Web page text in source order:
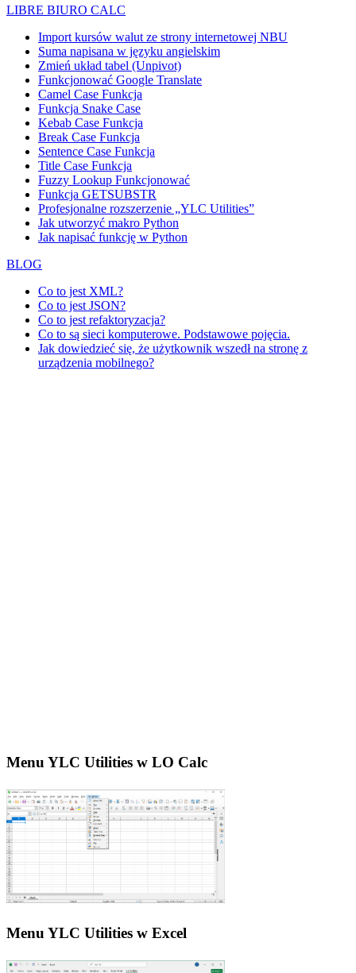
LIBRE BIURO CALC
Import kursów walut ze strony internetowej NBU
Suma napisana w języku angielskim
Zmień układ tabel (Unpivot)
Funkcjonować Google Translate
Camel Case Funkcja
Funkcja Snake Case
Kebab Case Funkcja
Break Case Funkcja
Sentence Case Funkcja
Title Case Funkcja
Fuzzy Lookup Funkcjonować
Funkcja GETSUBSTR
Profesjonalne rozszerzenie „YLC Utilities”
Jak utworzyć makro Python
Jak napisać funkcję w Python
BLOG
Co to jest XML?
Co to jest JSON?
Co to jest refaktoryzacja?
Co to są sieci komputerowe. Podstawowe pojęcia.
Jak dowiedzieć się, że użytkownik wszedł na stronę z
urządzenia mobilnego?
Menu YLC Utilities w LO Calc
Menu YLC Utilities w Excel